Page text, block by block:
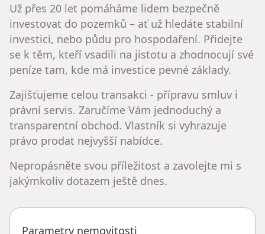
Už přes 20 let pomáháme lidem bezpečně
investovat do pozemků – ať už hledáte stabilní
investici, nebo půdu pro hospodaření. Přidejte
se k těm, kteří vsadili na jistotu a zhodnocují své
peníze tam, kde má investice pevné základy.
Zajišťujeme celou transakci - přípravu smluv i
právní servis. Zaručíme Vám jednoduchý a
transparentní obchod. Vlastník si vyhrazuje
právo prodat nejvyšší nabídce.
Nepropásněte svou příležitost a zavolejte mi s
jakýmkoliv dotazem ještě dnes.
Parametry nemovitosti